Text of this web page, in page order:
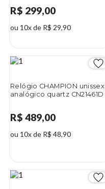
R$ 299,00
ou 10x de R$ 29,90
Relógio CHAMPION unissex
analógico quartz CN21461D
R$ 489,00
ou 10x de R$ 48,90